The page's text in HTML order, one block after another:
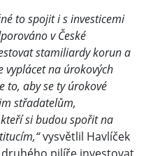
to spojit i s investicemi
v České
stamiliardy korun a
vyplácet na úrokových
to, aby se ty úrokové
střadatelům,
si budou spořit na
vysvětlil Havlíček